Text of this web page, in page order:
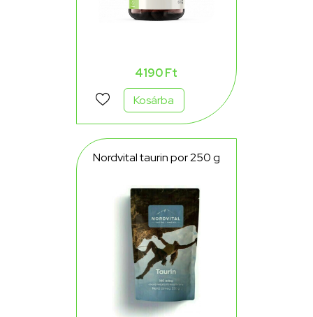
4190 Ft
Kosárba
Nordvital taurin por 250 g